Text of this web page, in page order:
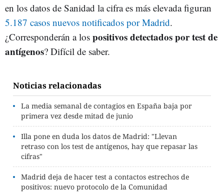
en los datos de Sanidad la cifra es más elevada figuran
5.187 casos nuevos notificados por Madrid.
¿Corresponderán a los positivos detectados por test de
antígenos? Difícil de saber.
Noticias relacionadas
La media semanal de contagios en España baja por
primera vez desde mitad de junio
Illa pone en duda los datos de Madrid: "Llevan
retraso con los test de antígenos, hay que repasar las
cifras"
Madrid deja de hacer test a contactos estrechos de
positivos: nuevo protocolo de la Comunidad